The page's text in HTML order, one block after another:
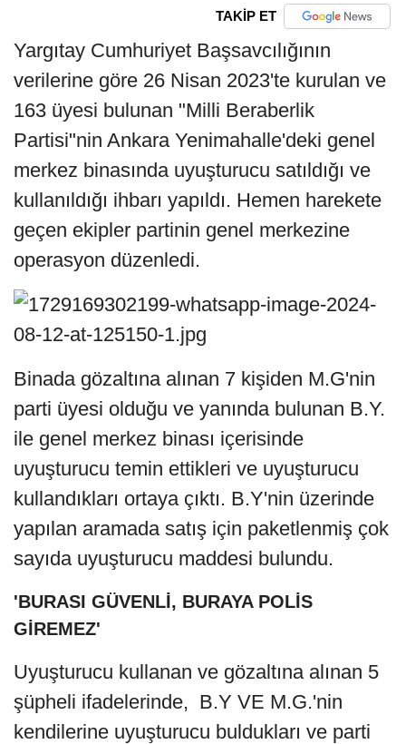
TAKİP ET
Yargıtay Cumhuriyet Başsavcılığının
verilerine göre 26 Nisan 2023'te kurulan ve
163 üyesi bulunan "Milli Beraberlik
Partisi"nin Ankara Yenimahalle'deki genel
merkez binasında uyuşturucu satıldığı ve
kullanıldığı ihbarı yapıldı. Hemen harekete
geçen ekipler partinin genel merkezine
operasyon düzenledi.
Binada gözaltına alınan 7 kişiden M.G'nin
parti üyesi olduğu ve yanında bulunan B.Y.
ile genel merkez binası içerisinde
uyuşturucu temin ettikleri ve uyuşturucu
kullandıkları ortaya çıktı. B.Y'nin üzerinde
yapılan aramada satış için paketlenmiş çok
sayıda uyuşturucu maddesi bulundu.
'BURASI GÜVENLİ, BURAYA POLİS
GİREMEZ'
Uyuşturucu kullanan ve gözaltına alınan 5
şüpheli ifadelerinde, B.Y VE M.G.'nin
kendilerine uyuşturucu buldukları ve parti